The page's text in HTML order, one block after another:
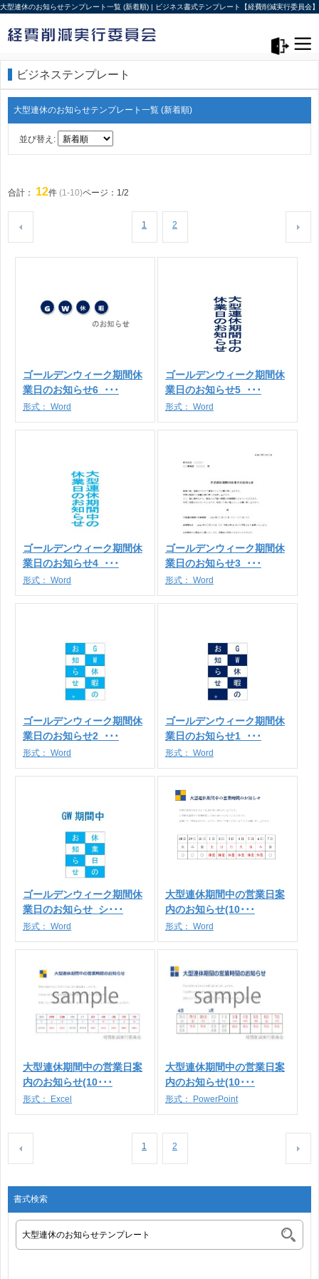
大型連休のお知らせテンプレート一覧 (新着順) | ビジネス書式テンプレート【経費削減実行委員会】
ビジネステンプレート
大型連休のお知らせテンプレート一覧 (新着順)
並び替え:
合計： 12件 (1-10)ページ：1/2
1 2
ゴールデンウィーク期間休
業日のお知らせ6_･･･
形式： Word
ゴールデンウィーク期間休
業日のお知らせ5_･･･
形式： Word
ゴールデンウィーク期間休
業日のお知らせ4_･･･
形式： Word
ゴールデンウィーク期間休
業日のお知らせ3_･･･
形式： Word
ゴールデンウィーク期間休
業日のお知らせ2_･･･
形式： Word
ゴールデンウィーク期間休
業日のお知らせ1_･･･
形式： Word
ゴールデンウィーク期間休
業日のお知らせ_シ･･･
形式： Word
大型連休期間中の営業日案
内のお知らせ(10･･･
形式： Word
大型連休期間中の営業日案
内のお知らせ(10･･･
形式： Excel
大型連休期間中の営業日案
内のお知らせ(10･･･
形式： PowerPoint
1 2
書式検索